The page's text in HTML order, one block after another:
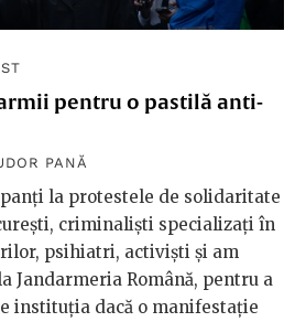
pentru o pastilă anti-
PANĂ
la protestele de solidaritate
criminaliști specializați în
psihiatri, activiști și am
Jandarmeria Română, pentru a
instituția dacă o manifestație